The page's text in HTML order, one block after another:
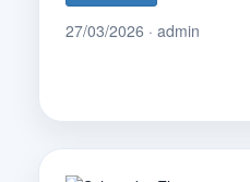
27/03/2026 · admin